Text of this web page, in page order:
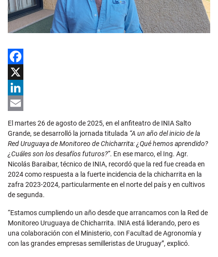
Facebook
X
LinkedIn
Email
El martes 26 de agosto de 2025, en el anfiteatro de INIA Salto
Grande, se desarrolló la jornada titulada “A un año del inicio de la
Red Uruguaya de Monitoreo de Chicharrita: ¿Qué hemos aprendido?
¿Cuáles son los desafíos futuros?”. En ese marco, el Ing. Agr.
Nicolás Baraibar, técnico de INIA, recordó que la red fue creada en
2024 como respuesta a la fuerte incidencia de la chicharrita en la
zafra 2023-2024, particularmente en el norte del país y en cultivos
de segunda.
“Estamos cumpliendo un año desde que arrancamos con la Red de
Monitoreo Uruguaya de Chicharrita. INIA está liderando, pero es
una colaboración con el Ministerio, con Facultad de Agronomía y
con las grandes empresas semilleristas de Uruguay”, explicó.